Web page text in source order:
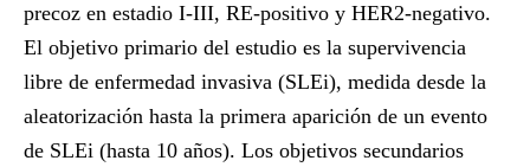
precoz en estadio I-III, RE-positivo y HER2-negativo.
El objetivo primario del estudio es la supervivencia
libre de enfermedad invasiva (SLEi), medida desde la
aleatorización hasta la primera aparición de un evento
de SLEi (hasta 10 años). Los objetivos secundarios